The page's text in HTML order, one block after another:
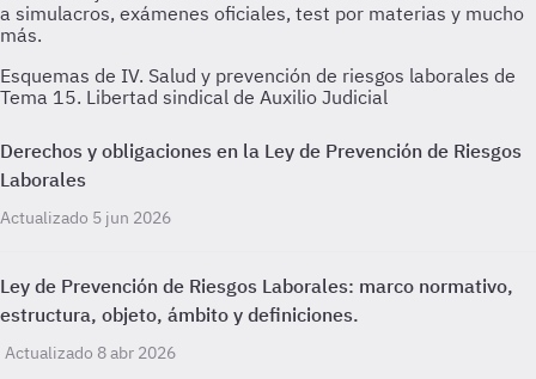
Esquemas de IV. Salud y prevención de riesgos laborales de
Tema 15. Libertad sindical de Auxilio Judicial
Derechos y obligaciones en la Ley de Prevención de Riesgos
Laborales
Actualizado 5 jun 2026
Ley de Prevención de Riesgos Laborales: marco normativo,
estructura, objeto, ámbito y definiciones.
Actualizado 8 abr 2026